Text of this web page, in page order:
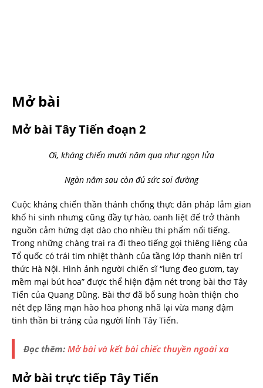
Mở bài
Mở bài Tây Tiến đoạn 2
Ơi, kháng chiến mười năm qua như ngọn lửa
Ngàn năm sau còn đủ sức soi đường
Cuộc kháng chiến thần thánh chống thực dân pháp lắm gian
khổ hi sinh nhưng cũng đầy tự hào, oanh liệt để trở thành
nguồn cảm hứng dạt dào cho nhiều thi phẩm nổi tiếng.
Trong những chàng trai ra đi theo tiếng gọi thiêng liêng của
Tổ quốc có trái tim nhiệt thành của tầng lớp thanh niên trí
thức Hà Nội. Hình ảnh người chiến sĩ “lưng đeo gươm, tay
mềm mại bút hoa” được thể hiện đậm nét trong bài thơ Tây
Tiến của Quang Dũng. Bài thơ đã bổ sung hoàn thiện cho
nét đẹp lãng mạn hào hoa phong nhã lại vừa mang đậm
tinh thần bi tráng của người lính Tây Tiến.
Đọc thêm: Mở bài và kết bài chiếc thuyền ngoài xa
Mở bài trực tiếp Tây Tiến